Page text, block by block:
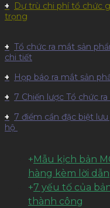
Dự trù chi phí tổ chức
trọng
Tổ chức ra mắt sản
chi tiết
Họp báo ra mắt sản
7 Chiến lược Tổ chức
7 điểm cần đặc biệt
hộ
+ Mẫu kịch bản
hàng kèm lời dẫn
+7 yếu tố của
thành công